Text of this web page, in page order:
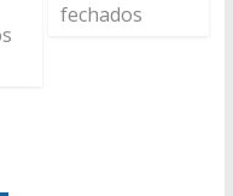
fechados